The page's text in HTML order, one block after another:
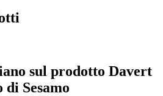
sul prodotto Davert
Sesamo